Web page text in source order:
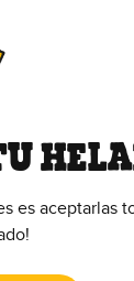
es aceptarlas